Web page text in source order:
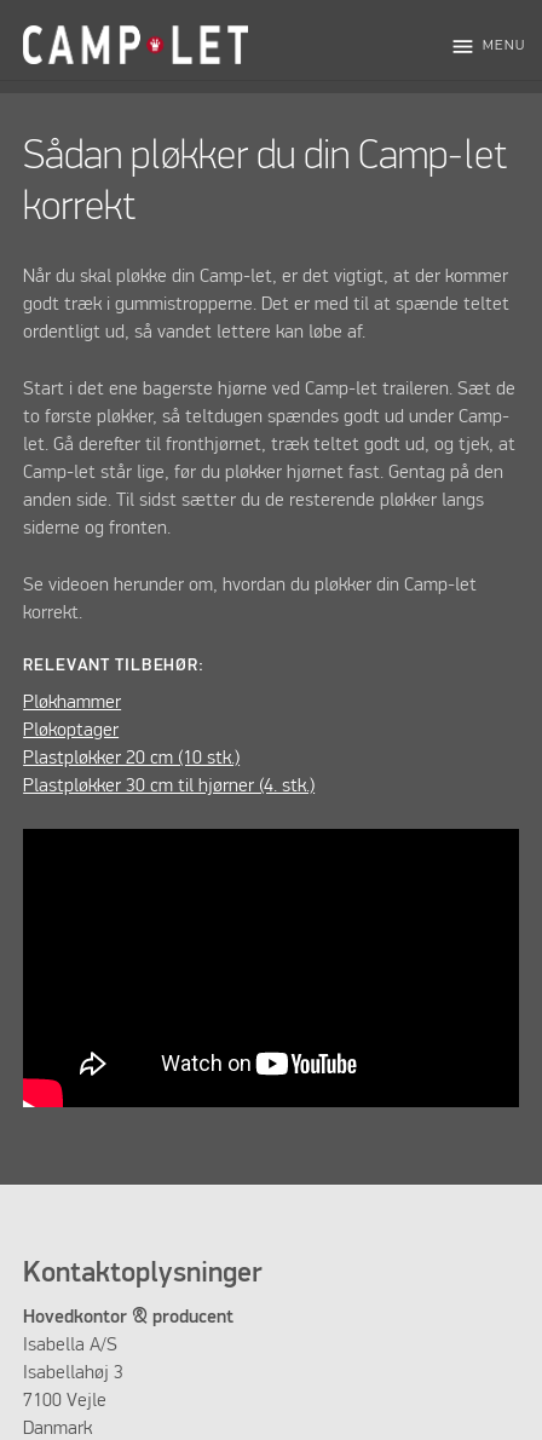
menu MENU
Sådan pløkker du din Camp-let
korrekt
Når du skal pløkke din Camp-let, er det vigtigt, at der kommer
godt træk i gummistropperne. Det er med til at spænde teltet
ordentligt ud, så vandet lettere kan løbe af.
Start i det ene bagerste hjørne ved Camp-let traileren. Sæt de
to første pløkker, så teltdugen spændes godt ud under Camp-
let. Gå derefter til fronthjørnet, træk teltet godt ud, og tjek, at
Camp-let står lige, før du pløkker hjørnet fast. Gentag på den
anden side. Til sidst sætter du de resterende pløkker langs
siderne og fronten.
Se videoen herunder om, hvordan du pløkker din Camp-let
korrekt.
RELEVANT TILBEHØR:
Pløkhammer
Pløkoptager
Plastpløkker 20 cm (10 stk.)
Plastpløkker 30 cm til hjørner (4. stk.)
Kontaktoplysninger
Hovedkontor & producent
Isabella A/S
Isabellahøj 3
7100 Vejle
Danmark